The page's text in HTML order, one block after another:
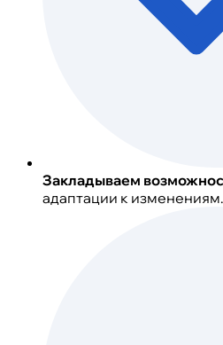
Закладываем
адаптации к изменениям.